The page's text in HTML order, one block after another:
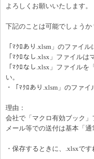
よろしくお願いいたします。
下記のことは可能でしょうか
「ﾏｸﾛあり.xlsm」のファイル
「ﾏｸﾛなし.xlsx」ファイルは
「ﾏｸﾛなし.xlsx」ファイル
い。
・「ﾏｸﾛあり.xlsm」のファ
理由：
会社で「マクロ有効ブック
メール等での送付は基本「
・保存するときに、.xlsxで